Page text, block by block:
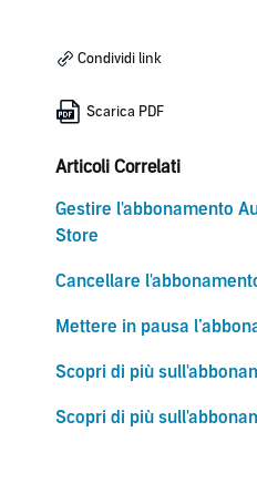
Condividi link
Scarica PDF
Articoli Correlati
Gestire l'abbonamento
Store
Cancellare
Mettere in pausa
Scopri di più
Scopri di più